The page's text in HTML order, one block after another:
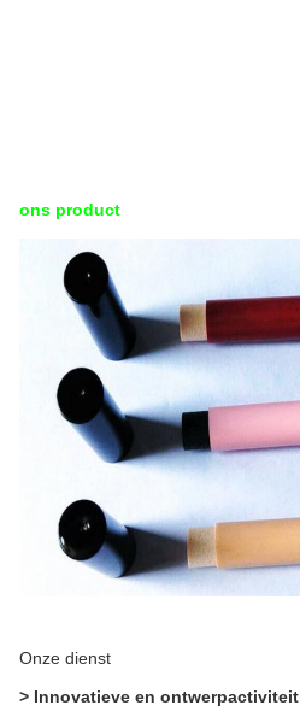
ons product
Onze dienst
> Innovatieve en ontwerpactiviteit